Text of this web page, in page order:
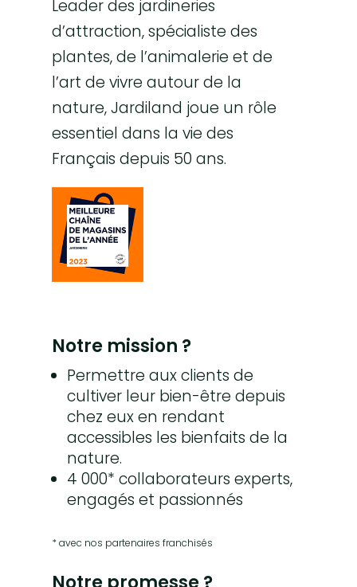
Leader des jardineries
d’attraction, spécialiste des
plantes, de l’animalerie et de
l’art de vivre autour de la
nature, Jardiland joue un rôle
essentiel dans la vie des
Français depuis 50 ans.
Notre mission ?
Permettre aux clients de
cultiver leur bien-être depuis
chez eux en rendant
accessibles les bienfaits de la
nature.
4 000* collaborateurs experts,
engagés et passionnés
* avec nos partenaires franchisés